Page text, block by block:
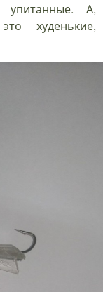
А,
худенькие,